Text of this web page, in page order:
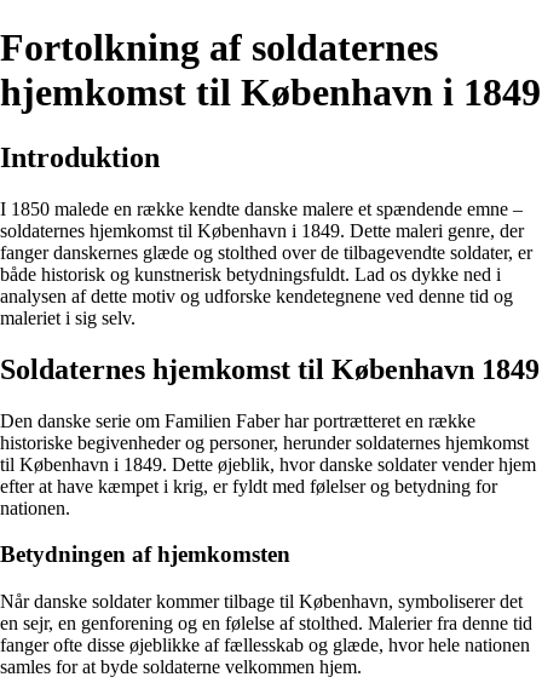
Fortolkning af soldaternes
hjemkomst til København i 1849
Introduktion
I 1850 malede en række kendte danske malere et spændende emne –
soldaternes hjemkomst til København i 1849. Dette maleri genre, der
fanger danskernes glæde og stolthed over de tilbagevendte soldater, er
både historisk og kunstnerisk betydningsfuldt. Lad os dykke ned i
analysen af dette motiv og udforske kendetegnene ved denne tid og
maleriet i sig selv.
Soldaternes hjemkomst til København 1849
Den danske serie om Familien Faber har portrætteret en række
historiske begivenheder og personer, herunder soldaternes hjemkomst
til København i 1849. Dette øjeblik, hvor danske soldater vender hjem
efter at have kæmpet i krig, er fyldt med følelser og betydning for
nationen.
Betydningen af hjemkomsten
Når danske soldater kommer tilbage til København, symboliserer det
en sejr, en genforening og en følelse af stolthed. Malerier fra denne tid
fanger ofte disse øjeblikke af fællesskab og glæde, hvor hele nationen
samles for at byde soldaterne velkommen hjem.